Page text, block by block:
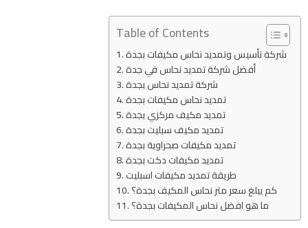
Table of Contents
شركة تأسيس وتمديد نحاس مكيفات بجدة
أفضل شركة تمديد نحاس في جدة
شركة تمديد نحاس بجدة
تمديد نحاس مكيفات بجدة
تمديد مكيف مركزي بجدة
تمديد مكيف سبليت بجدة
تمديد مكيفات صحراوية بجدة
تمديد مكيفات دكت بجدة
طريقة تمديد مكيفات اسبليت
كم يبلغ سعر متر نحاس المكيف بجدة؟
ما هو افضل نحاس المكيفات بجدة؟